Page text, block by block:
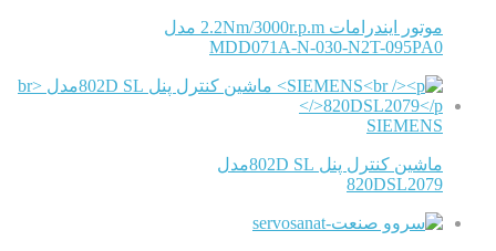
موتور ایندرامات 2.2Nm/3000r.p.m مدل
MDD071A-N-030-N2T-095PA0
SIEMENS
ماشین کنترل پنل 802D SLمدل
820DSL2079